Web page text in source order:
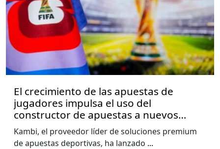
El crecimiento de las apuestas de
jugadores impulsa el uso del
constructor de apuestas a nuevos
niveles, muestra el informe de la Copa
del Mundo de Kambi
Kambi, el proveedor líder de soluciones premium
de apuestas deportivas, ha lanzado ...